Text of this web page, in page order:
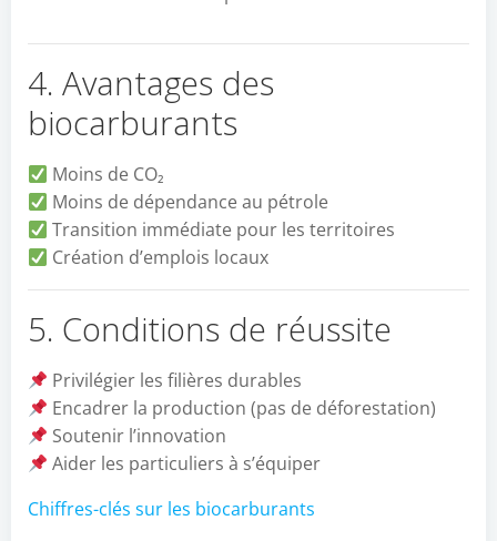
4. Avantages des
biocarburants
Moins de CO₂
Moins de dépendance au pétrole
Transition immédiate pour les territoires
Création d’emplois locaux
5. Conditions de réussite
Privilégier les filières durables
Encadrer la production (pas de déforestation)
Soutenir l’innovation
Aider les particuliers à s’équiper
Chiffres-clés sur les biocarburants